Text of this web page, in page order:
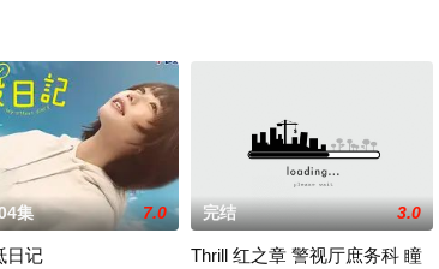
集 7.0
日记
完结 3.0
Thrill 红之章 警视厅庶务科 瞳